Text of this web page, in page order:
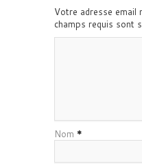
Votre adresse email
champs requis sont
Nom *